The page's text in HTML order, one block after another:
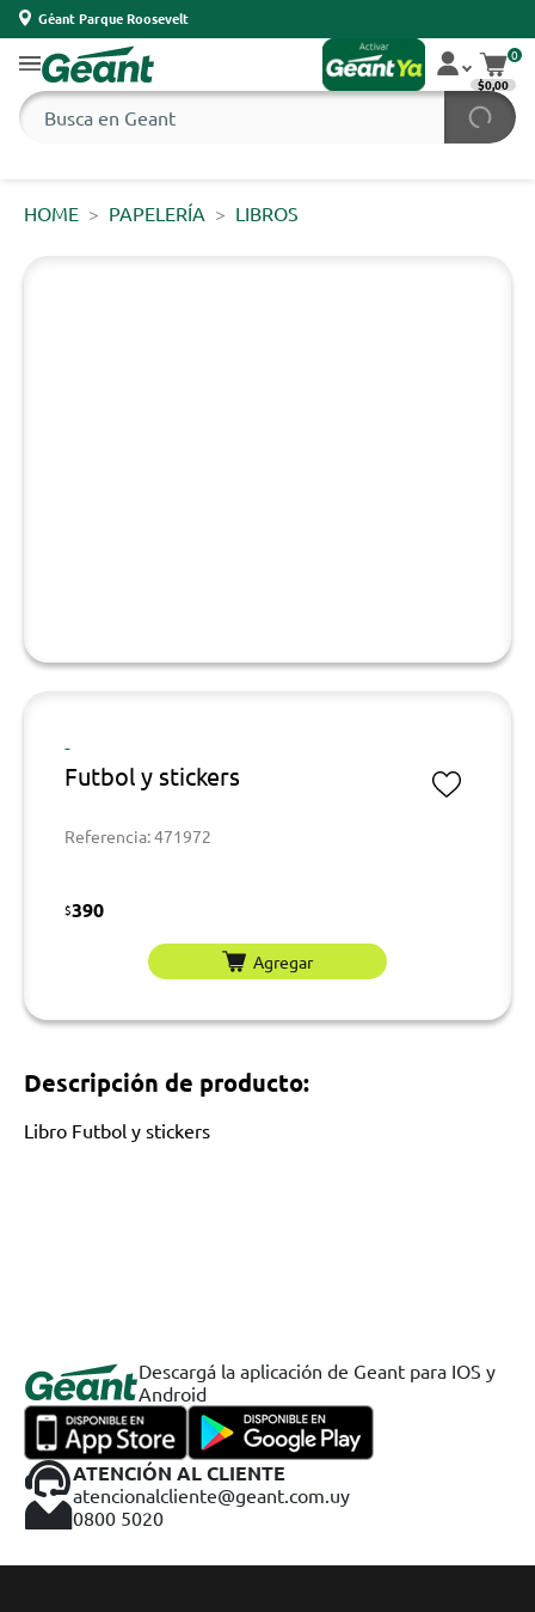
Géant Parque Roosevelt
0
$0,00
HOME PAPELERÍA LIBROS
-
Futbol y stickers
Referencia: 471972
$390
Agregar
Descripción de producto:
Libro Futbol y stickers
Descargá la aplicación de Geant para IOS y
Android
ATENCIÓN AL CLIENTE
atencionalcliente@geant.com.uy
0800 5020